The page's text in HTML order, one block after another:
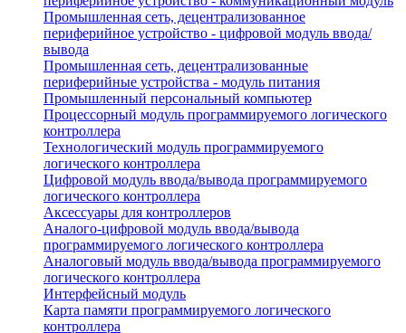
Промышленная сеть, децентрализованное
периферийное устройство - цифровой модуль ввода/
вывода
Промышленная сеть, децентрализованные
периферийные устройства - модуль питания
Промышленный персональный компьютер
Процессорный модуль программируемого логического
контроллера
Технологический модуль программируемого
логического контроллера
Цифровой модуль ввода/вывода программируемого
логического контроллера
Аксессуары для контроллеров
Аналого-цифровой модуль ввода/вывода
программируемого логического контроллера
Аналоговый модуль ввода/вывода программируемого
логического контроллера
Интерфейсный модуль
Карта памяти программируемого логического
контроллера